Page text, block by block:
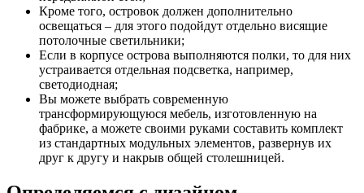
Кроме того, островок должен дополнительно
освещаться – для этого подойдут отдельно висящие
потолочные светильники;
Если в корпусе острова выполняются полки, то для них
устраивается отдельная подсветка, например,
светодиодная;
Вы можете выбрать современную
трансформирующуюся мебель, изготовленную на
фабрике, а можете своими руками составить комплект
из стандартных модульных элементов, развернув их
друг к другу и накрыв общей столешницей.